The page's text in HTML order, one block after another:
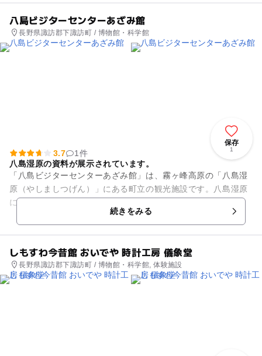
八島ビジターセンターあざみ館
長野県諏訪郡下諏訪町 / 博物館・科学館
保存
1
3.7
1件
八島湿原の資料が展示されています。
「八島ビジターセンターあざみ館」は、霧ヶ峰高原の「八島湿
原（やしましつげん）」にある町立の観光施設です。八島湿原
に関する資料が展示されており、4月中旬から11月中旬まで開
館しています。八島湿原は...続きをみる
しもすわ今昔館 おいでや 時計工房 儀象堂
長野県諏訪郡下諏訪町 / 博物館・科学館, 体験施設